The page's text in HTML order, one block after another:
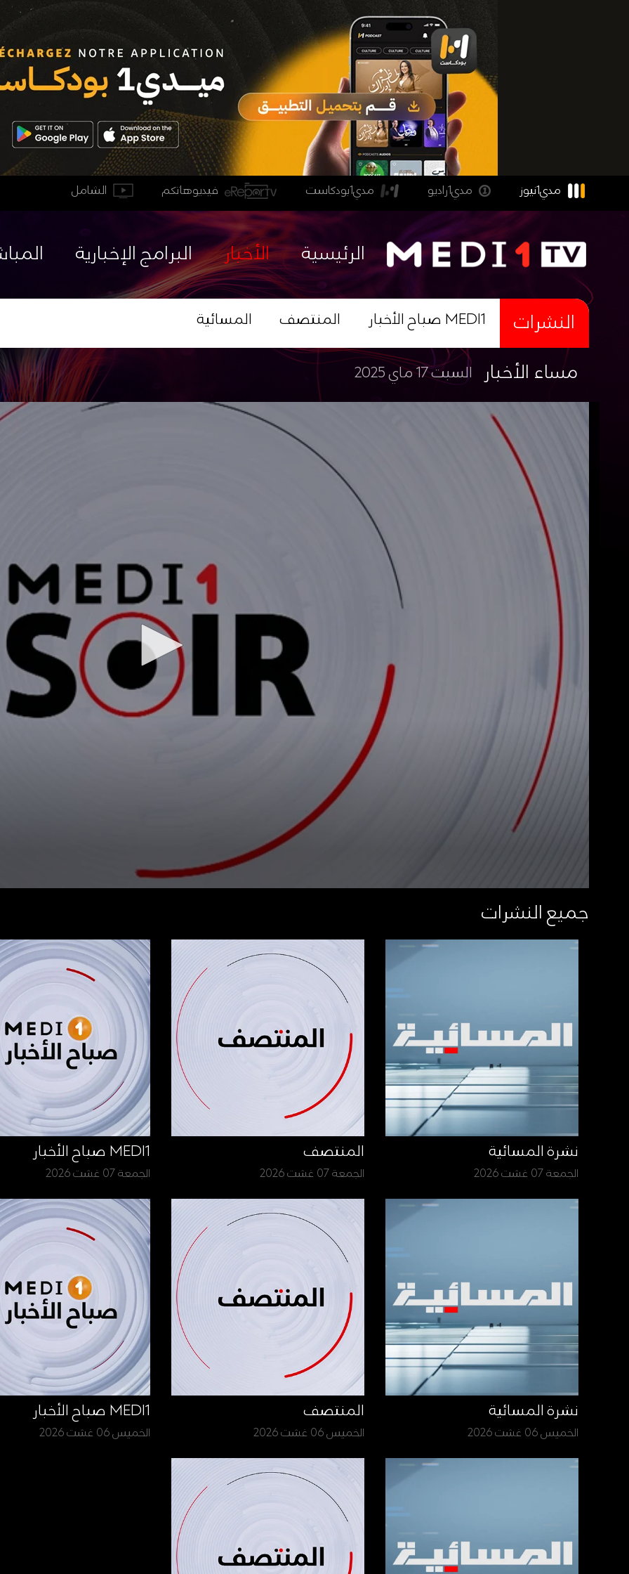
الشامل فيديوهاتكم مدي1بودكاست مدي1راديو مدي1نيوز
البرامج الإخبارية الأخبار الرئيسية
المسائية المنتصف صباح الأخبار MEDI1 النشرات
السبت 17 ماي 2025 مساء الأخبار
شاهد الفيديو
جميع النشرات
نشرة المسائية
الجمعة 07 غشت 2026
المنتصف
الجمعة 07 غشت 2026
MEDI1 صباح الأخبار
الجمعة 07 غشت 2026
نشرة المسائية
الخميس 06 غشت 2026
المنتصف
الخميس 06 غشت 2026
MEDI1 صباح الأخبار
الخميس 06 غشت 2026